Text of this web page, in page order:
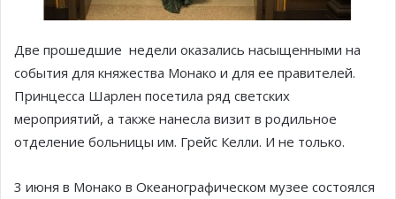
Две прошедшие недели оказались насыщенными на
события для княжества Монако и для ее правителей.
Принцесса Шарлен посетила ряд светских
мероприятий, а также нанесла визит в родильное
отделение больницы им. Грейс Келли. И не только.
3 июня в Монако в Океанографическом музее состоялся